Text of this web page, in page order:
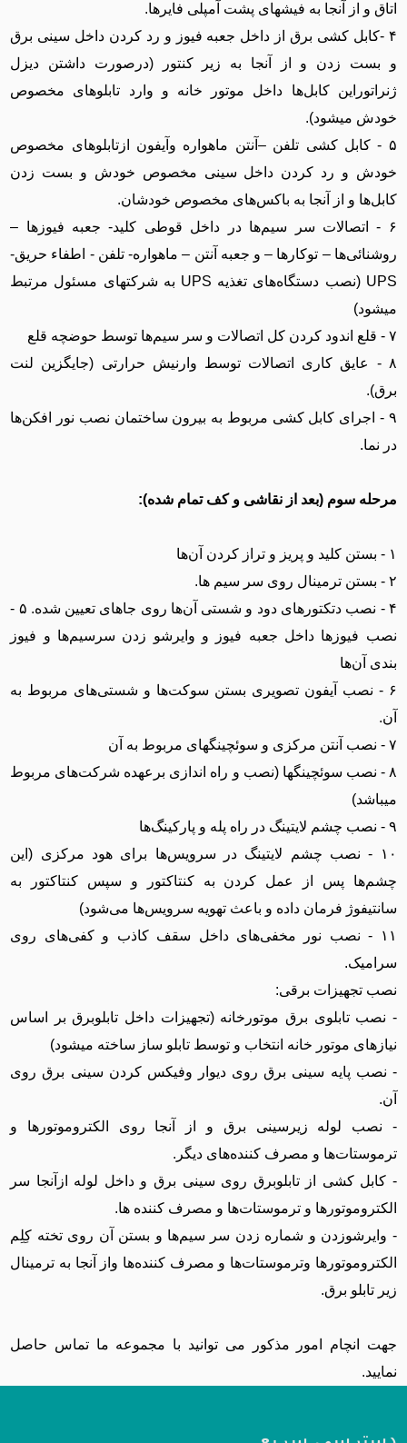
اتاق و از آنجا به فیشهای پشت آمپلی فایرها.
۴ -کابل کشی برق از داخل جعبه فیوز و رد کردن داخل سینی برق
و بست زدن و از آنجا به زیر کنتور (درصورت داشتن دیزل
ژنراتوراین کابل‌ها داخل موتور خانه و وارد تابلو‌های مخصوص
خودش میشود).
۵ - کابل کشی تلفن –آنتن ماهواره وآیفون ازتابلوهای مخصوص
خودش و رد کردن داخل سینی مخصوص خودش و بست زدن
کابل‌ها و از آنجا به باکس‌های مخصوص خودشان.
۶ - اتصالات سر سیم‌ها در داخل قوطی کلید- جعبه فیوز‌ها –
روشنائی‌ها – توکار‌ها – و جعبه آنتن – ماهواره- تلفن - اطفاء حریق-
UPS (نصب دستگاه‌های تغذیه UPS به شرکتهای مسئول مرتبط
میشود)
۷ - قلع اندود کردن کل اتصالات و سر سیم‌ها توسط حوضچه قلع
۸ - عایق کاری اتصالات توسط وارنیش حرارتی (جایگزین لنت
برق).
۹ - اجرای کابل کشی مربوط به بیرون ساختمان نصب نور افکن‌ها
در نما.
مرحله سوم (بعد از نقاشی و کف تمام شده):
۱ - بستن کلید و پریز و تراز کردن آن‌ها
۲ - بستن ترمینال روی سر سیم ها.
۴ - نصب دتکتور‌های دود و شستی آن‌ها روی جاهای تعیین شده. ۵ -
نصب فیوز‌ها داخل جعبه فیوز و وایرشو زدن سرسیم‌ها و فیوز
بندی آن‌ها
۶ - نصب آیفون تصویری بستن سوکت‌ها و شستی‌های مربوط به
آن.
۷ - نصب آنتن مرکزی و سوئچینگهای مربوط به آن
۸ - نصب سوئچینگها (نصب و راه اندازی برعهده شرکت‌های مربوط
میباشد)
۹ - نصب چشم لایتینگ در راه پله و پارکینگ‌ها
۱۰ - نصب چشم لایتینگ در سرویس‌ها برای هود مرکزی (این
چشم‌ها پس از عمل کردن به کنتاکتور و سپس کنتاکتور به
سانتیفوژ فرمان داده و باعث تهویه سرویس‌ها می‌شود)
۱۱ - نصب نور مخفی‌های داخل سقف کاذب و کفی‌های روی
سرامیک.
نصب تجهیزات برقی:
- نصب تابلوی برق موتورخانه (تجهیزات داخل تابلوبرق بر اساس
نیازهای موتور خانه انتخاب و توسط تابلو ساز ساخته میشود)
- نصب پایه سینی برق روی دیوار وفیکس کردن سینی برق روی
آن.
- نصب لوله زیرسینی برق و از آنجا روی الکتروموتور‌ها و
ترموستات‌ها و مصرف کننده‌های دیگر.
- کابل کشی از تابلوبرق روی سینی برق و داخل لوله ازآنجا سر
الکتروموتور‌ها و ترموستات‌ها و مصرف کننده ها.
- وایرشوزدن و شماره زدن سر سیم‌ها و بستن آن روی تخته کِلِم
الکتروموتور‌ها وترموستات‌ها و مصرف کننده‌ها واز آنجا به ترمینال
زیر تابلو برق.
جهت انچام امور مذکور می توانید با مجموعه ما تماس حاصل
نمایید.